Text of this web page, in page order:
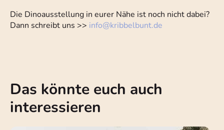
Die Dinoausstellung in eurer Nähe ist noch nicht dabei?
Dann schreibt uns >> info@kribbelbunt.de
Das könnte euch auch
interessieren